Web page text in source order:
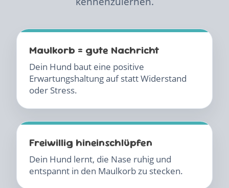
Maulkorb = gute Nachricht
Dein Hund baut eine positive
Erwartungshaltung auf statt Widerstand
oder Stress.
Freiwillig hineinschlüpfen
Dein Hund lernt, die Nase ruhig und
entspannt in den Maulkorb zu stecken.